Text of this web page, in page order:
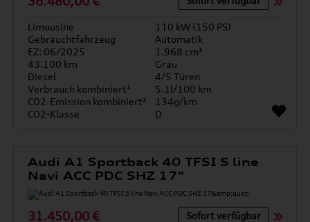
Limousine
110 kW (150 PS)
Gebrauchtfahrzeug
Automatik
EZ: 06/2025
1.968 cm³
43.100 km
Grau
Diesel
4/5 Türen
Verbrauch kombiniert¹
5.1l/100 km
CO2-Emission kombiniert¹
134g/km
CO2-Klasse
D
Audi A1 Sportback 40 TFSI S line
Navi ACC PDC SHZ 17"
31.450,00 € Sofort verfügbar